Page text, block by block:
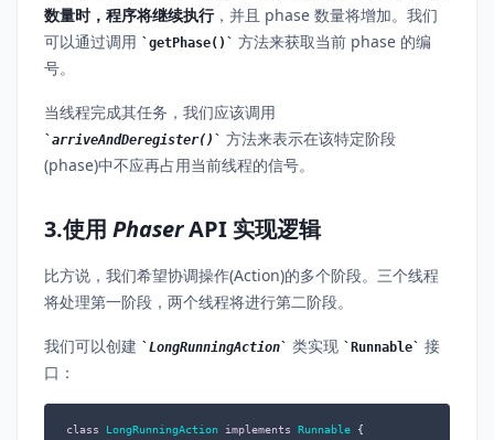
数量时，程序将继续执行，并且 phase 数量将增加。我们
可以通过调用
getPhase()
方法来获取当前 phase 的编
号。
当线程完成其任务，我们应该调用
arriveAndDeregister()
方法来表示在该特定阶段
(phase)中不应再占用当前线程的信号。
3.使用 PhaserAPI 实现逻辑
比方说，我们希望协调操作(Action)的多个阶段。三个线程
将处理第一阶段，两个线程将进行第二阶段。
我们可以创建 LongRunningAction 类实现 Runnable
接
口：
class LongRunningAction implements Runnable {